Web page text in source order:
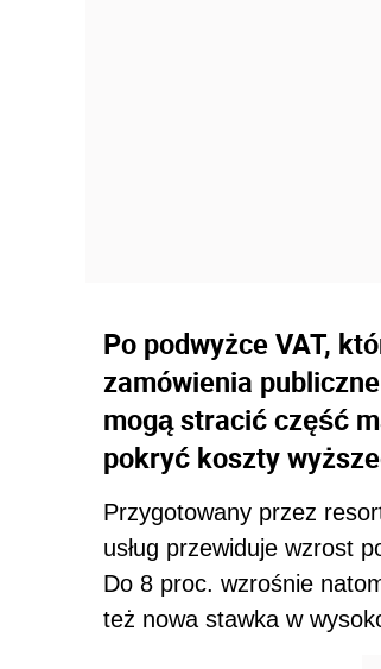
Po podwyżce VAT,
zamówienia
mogą stracić część
pokryć koszty
Przygotowany przez
usług przewiduje wzrost
Do 8 proc. wzrośnie
też nowa stawka w